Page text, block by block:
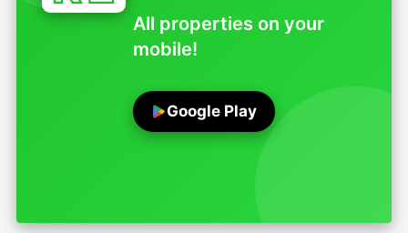
All properties on your
mobile!
Google Play